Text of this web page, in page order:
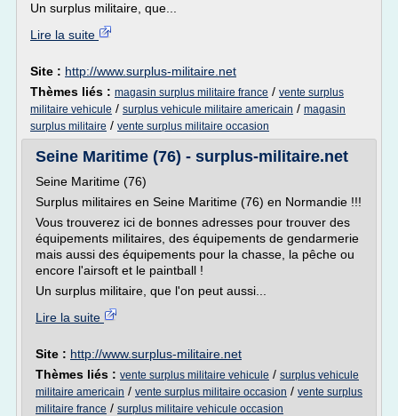
Un surplus militaire, que...
Lire la suite
Site : http://www.surplus-militaire.net
Thèmes liés : magasin surplus militaire france / vente surplus
militaire vehicule / surplus vehicule militaire americain / magasin
surplus militaire / vente surplus militaire occasion
Seine Maritime (76) - surplus-militaire.net
Seine Maritime (76)
Surplus militaires en Seine Maritime (76) en Normandie !!!
Vous trouverez ici de bonnes adresses pour trouver des
équipements militaires, des équipements de gendarmerie
mais aussi des équipements pour la chasse, la pêche ou
encore l'airsoft et le paintball !
Un surplus militaire, que l'on peut aussi...
Lire la suite
Site : http://www.surplus-militaire.net
Thèmes liés : vente surplus militaire vehicule / surplus vehicule
militaire americain / vente surplus militaire occasion / vente surplus
militaire france / surplus militaire vehicule occasion